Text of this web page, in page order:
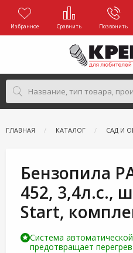
Избранное Сравнить Позвонить
ГЛАВНАЯ КАТАЛОГ САД И
Бензопила
452, 3,4л.с.,
Start,
Система
предотвращает